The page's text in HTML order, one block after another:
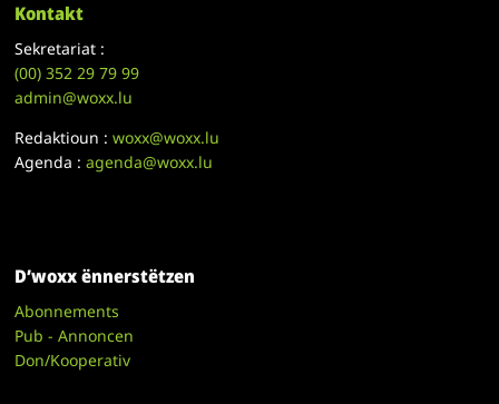
Kontakt
Sekretariat :
(00)352 29 79 99
admin@woxx.lu
Redaktioun :woxx@woxx.lu
Agenda :agenda@woxx.lu
D’woxx ënnerstëtzen
Abonnements
Pub - Annoncen
Don/Kooperativ